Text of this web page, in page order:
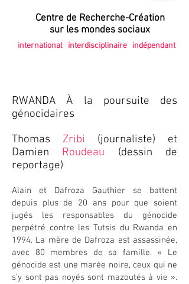
Centre de Recherche-Création
sur les mondes sociaux
international interdisciplinaire indépendant
RWANDA À la poursuite des
génocidaires
Thomas Zribi (journaliste) et
Damien Roudeau (dessin de
reportage)
Alain et Dafroza Gauthier se battent
depuis plus de 20 ans pour que soient
jugés les responsables du génocide
perpétré contre les Tutsis du Rwanda en
1994. La mère de Dafroza est assassinée,
avec 80 membres de sa famille. « Le
génocide est une marée noire, ceux qui ne
s’y sont pas noyés sont mazoutés à vie ».